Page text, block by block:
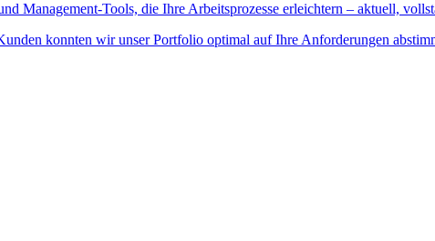
Management-Tools, die Ihre Arbeitsprozesse erleichtern – aktuell,
konnten wir unser Portfolio optimal auf Ihre Anforderungen